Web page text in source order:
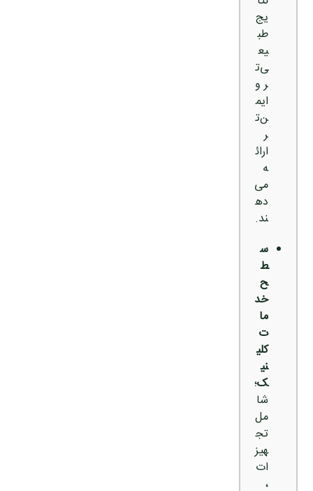
یج
طب
یع
ی‌ت
ر و
ایم
ن‌ت
ر
ارائ
ه
می‌
ده
ند.
س
ط
ح
خد
ما
ت
کلی
نی
ک؛
شا
مل
تج
هیز
ات
،